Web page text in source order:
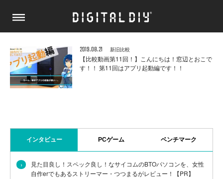
2019.08.21 新旧比較
【比較動画第11回！】こんにちは！窓辺とおこで
す！！ 第11回はアプリ起動編です！！
インタビュー PCゲーム ベンチマーク
›
見た目良し！スペック良し！なサイコムのBTOパソコンを、女性
自作erでもあるストリーマー・つつまるがレビュー！【PR】